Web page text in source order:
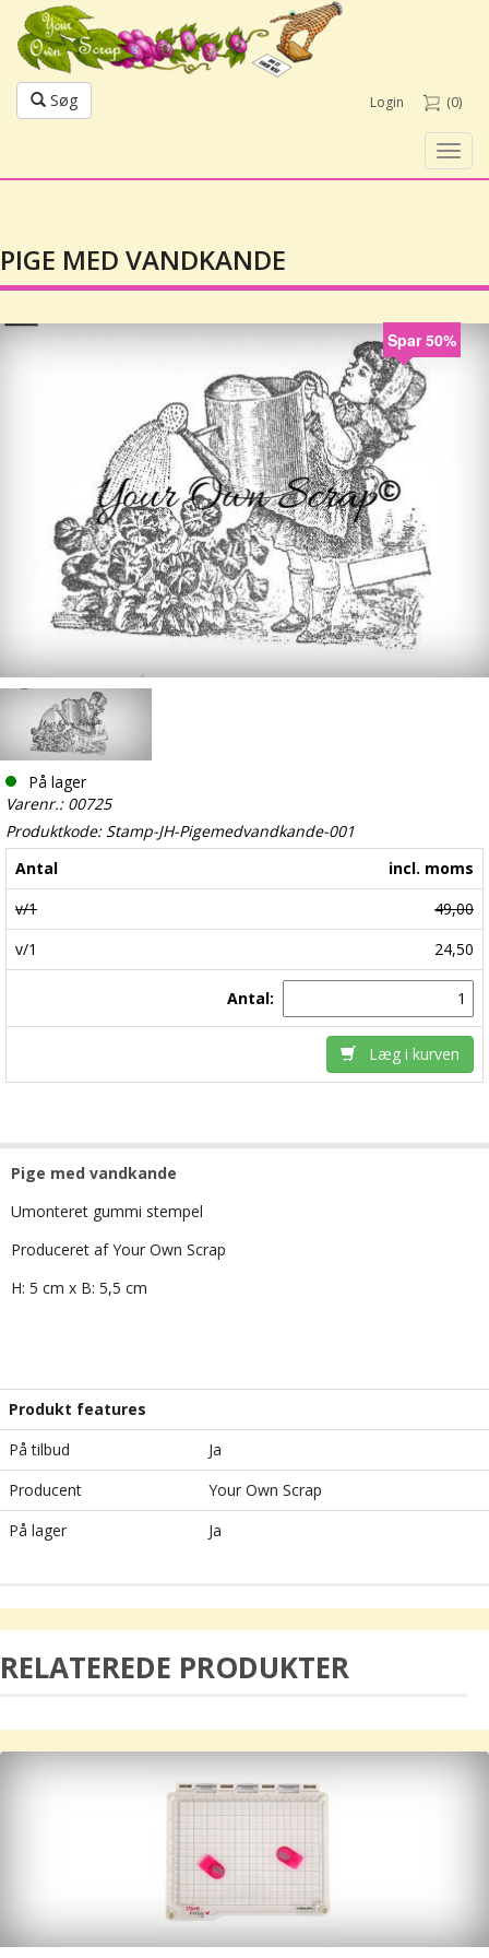
Søg Login (0)
PIGE MED VANDKANDE
Spar 50%
På lager
Varenr.: 00725
Produktkode: Stamp-JH-Pigemedvandkande-001
Antal
incl. moms
v/1
49,00
v/1
24,50
Antal:
Læg i kurven
Pige med vandkande
Umonteret gummi stempel
Produceret af Your Own Scrap
H: 5 cm x B: 5,5 cm
Produkt features
På tilbud
Ja
Producent
Your Own Scrap
På lager
Ja
RELATEREDE PRODUKTER